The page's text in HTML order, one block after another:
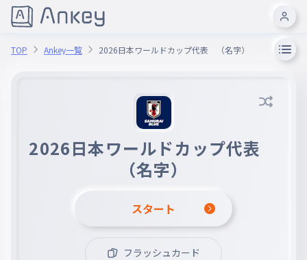
TOP Ankey一覧 2026日本ワールドカップ代表 （名字）
2026日本ワールドカップ代表
（名字）
スタート
フラッシュカード